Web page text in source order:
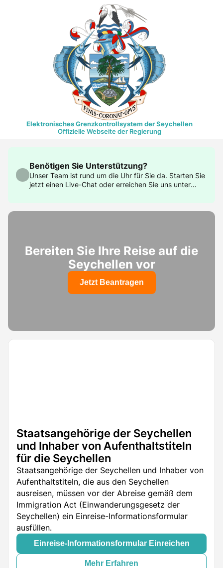
Elektronisches Grenzkontrollsystem der Seychellen
Offizielle Webseite der Regierung
Benötigen Sie Unterstützung?
Unser Team ist rund um die Uhr für Sie da. Starten Sie
jetzt einen Live-Chat oder erreichen Sie uns unter
Bereiten Sie Ihre Reise auf die
Seychellen vor
Jetzt Beantragen
Staatsangehörige der Seychellen
und Inhaber von Aufenthaltstiteln
für die Seychellen
Staatsangehörige der Seychellen und Inhaber von
Aufenthaltstiteln, die aus den Seychellen
ausreisen, müssen vor der Abreise gemäß dem
Immigration Act (Einwanderungsgesetz der
Seychellen) ein Einreise-Informationsformular
ausfüllen.
Einreise-Informationsformular Einreichen
Mehr Erfahren